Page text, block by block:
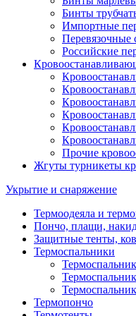
Бинты
Импортные
Перевязочные
Российские
Прочие
Жгуты турникеты
Укрытие и снаряжение
Термоодеяла и
Пончо, плащи,
Защитные тенты,
Термоспальники
Термопончо